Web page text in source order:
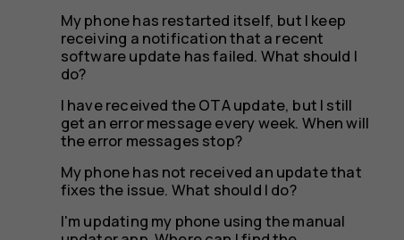
My phone has restarted itself, but I keep
receiving a notification that a recent
software update has failed. What should I
do?
I have received the OTA update, but I still
get an error message every week. When will
the error messages stop?
My phone has not received an update that
fixes the issue. What should I do?
I'm updating my phone using the manual